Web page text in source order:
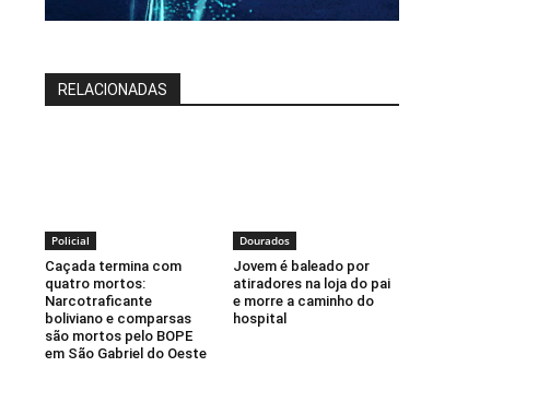
RELACIONADAS
Policial
Caçada termina com
quatro mortos:
Narcotraficante
boliviano e comparsas
são mortos pelo BOPE
em São Gabriel do Oeste
Dourados
Jovem é baleado por
atiradores na loja do pai
e morre a caminho do
hospital